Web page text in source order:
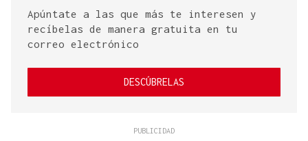
Apúntate a las que más te interesen y
recíbelas de manera gratuita en tu
correo electrónico
DESCÚBRELAS